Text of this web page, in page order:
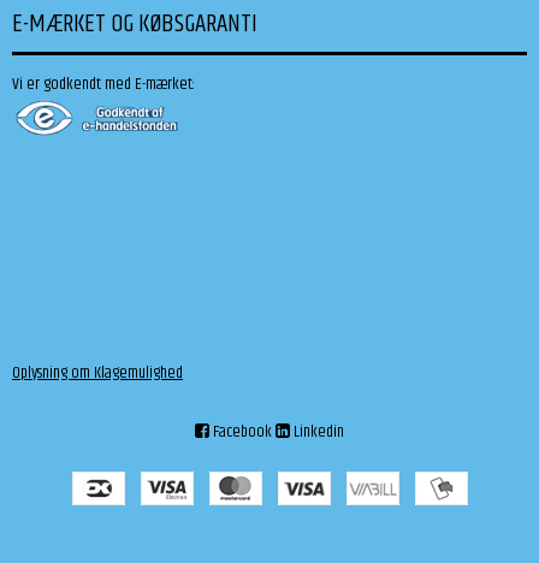
E-MÆRKET OG KØBSGARANTI
Vi er godkendt med E-mærket:
Oplysning om Klagemulighed
Facebook Linkedin